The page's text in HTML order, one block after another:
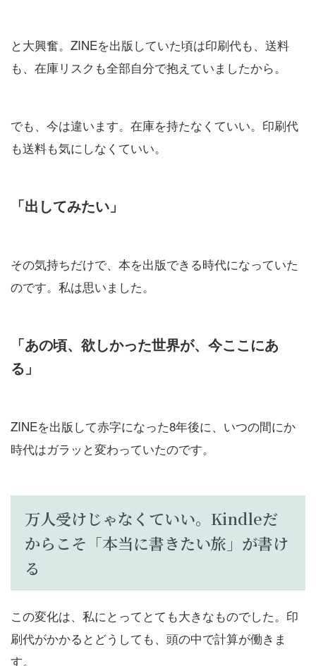
と大興奮。ZINEを出版していた頃は印刷代も、送料
も、在庫リスクも全部自分で抱えていましたから。
でも、今は違います。在庫を持たなくていい。印刷代
も送料も気にしなくていい。
「出してみたい」
その気持ちだけで、本を出版できる時代になっていた
のです。私は思いました。
「あの頃、欲しかった世界が、今ここにあ
る」
ZINEを出版して赤字になった8年後に、いつの間にか
時代はガラッと変わっていたのです。
万人受けじゃなくていい。Kindleだ
からこそ「本当に書きたい旅」が書け
る
この変化は、私にとってとても大きなものでした。印
刷代がかかるとどうしても、頭の中で計算が働きま
す。